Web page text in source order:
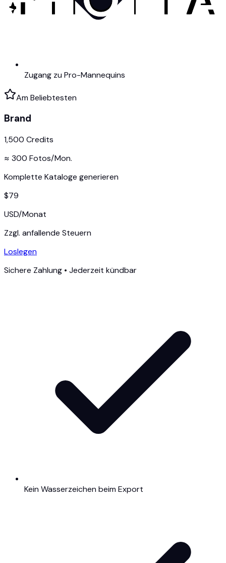
Zugang zu Pro-Mannequins
Am Beliebtesten
Brand
1,500 Credits
≈ 300 Fotos/Mon.
Komplette Kataloge generieren
$79
USD/Monat
Zzgl. anfallende Steuern
Loslegen
Sichere Zahlung • Jederzeit kündbar
Kein Wasserzeichen beim Export